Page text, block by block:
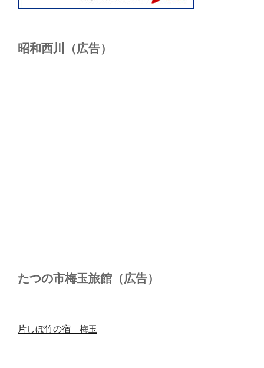
昭和西川（広告）
たつの市梅玉旅館（広告）
片しぼ竹の宿 梅玉